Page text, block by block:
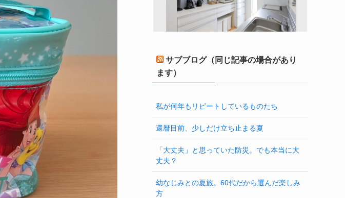
サブブログ（同じ記事の場合があり
ます）
私が何年もリピートしているものたち
還暦目前、少しだけ立ち止まる夏
「大丈夫」と思っていた防災。でも本当に大
丈夫？
幼なじみとの夏旅。60代だから選んだ楽しみ
方